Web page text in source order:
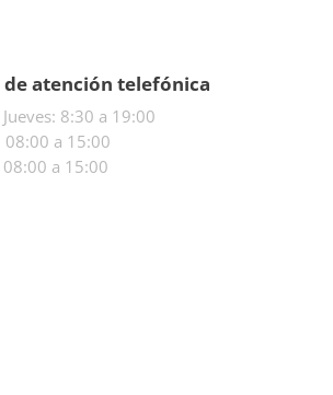
atención telefónica
8:30 a 19:00
08:00 a 15:00
a 15:00